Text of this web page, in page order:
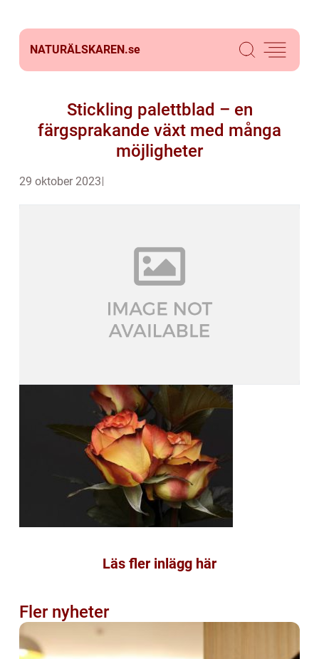
NATURÄLSKAREN.se
Stickling palettblad – en
färgsprakande växt med många
möjligheter
29 oktober 2023
Läs fler inlägg här
Fler nyheter